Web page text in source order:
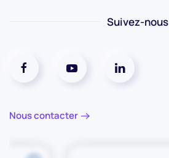
Suivez-nous
Réseaux social facebook Réseaux social youtube Réseaux social linkedin
Nous contacter